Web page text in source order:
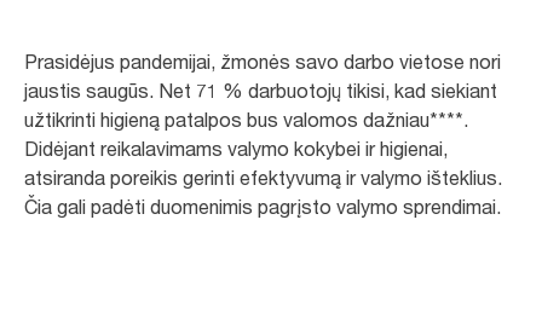
Prasidėjus pandemijai, žmonės savo darbo vietose nori
jaustis saugūs. Net 71 % darbuotojų tikisi, kad siekiant
užtikrinti higieną patalpos bus valomos dažniau****.
Didėjant reikalavimams valymo kokybei ir higienai,
atsiranda poreikis gerinti efektyvumą ir valymo išteklius.
Čia gali padėti duomenimis pagrįsto valymo sprendimai.